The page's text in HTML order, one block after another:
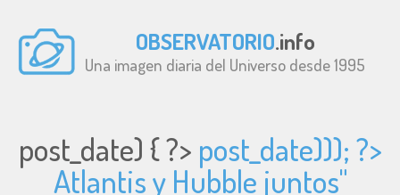
OBSERVATORIO.info
Una imagen diaria del Universo desde 1995
post_date) { ?> post_date))); ?>
Atlantis y Hubble juntos"